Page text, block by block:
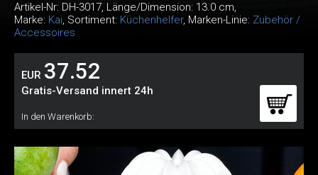
Artikel-Nr: DH-3017, Länge/Dimension: 13.0 cm,
Marke: Kai, Sortiment: Küchenhelfer, Marken-Linie: Zubehör /
Accessoires
EUR 37.52
Gratis-Versand innert 24h
In den Warenkorb: